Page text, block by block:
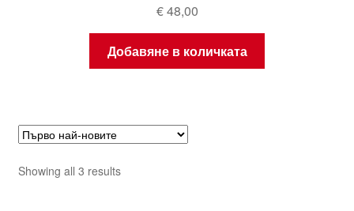
€48,00
Добавяне в количката
Showing all 3 resultsSorted